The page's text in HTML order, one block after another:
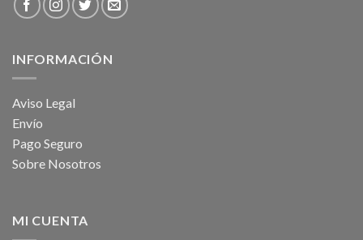
INFORMACIÓN
Aviso Legal
Envío
Pago Seguro
Sobre Nosotros
MI CUENTA